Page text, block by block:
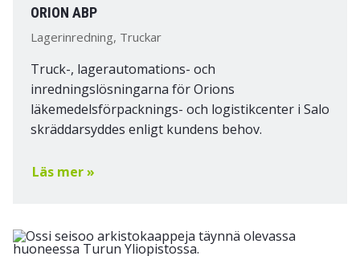
ORION ABP
Lagerinredning, Truckar
Truck-, lagerautomations- och
inredningslösningarna för Orions
läkemedelsförpacknings- och logistikcenter i Salo
skräddarsyddes enligt kundens behov.
Läs mer »